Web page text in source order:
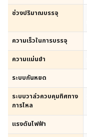
ช่วงปริมาณบรรจุ
ความเร็วในการบรรจุ
ความแม่นยำ
ระบบกันหยด
ระบบวาล์วควบคุมทิศทาง
การไหล
แรงดันไฟฟ้า